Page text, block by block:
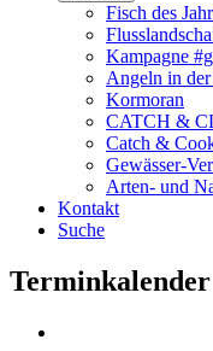
Fisch des
Kampagne
Angeln in
Kormoran
CATCH &
Catch &
Gewässer-
Arten- und
Kontakt
Suche
Terminkalender